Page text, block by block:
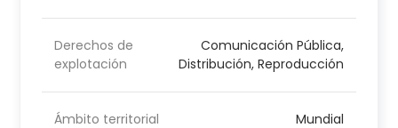
Derechos de
explotación
Comunicación Pública,
Distribución, Reproducción
Ámbito territorial Mundial